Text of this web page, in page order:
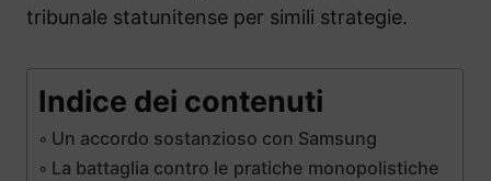
tribunale statunitense per simili strategie.
Indice dei contenuti
Un accordo sostanzioso con Samsung
La battaglia contro le pratiche monopolistiche